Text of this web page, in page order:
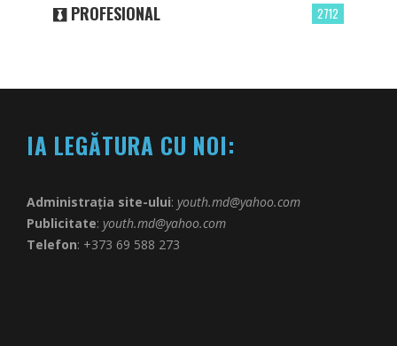
2712
PROFESIONAL
IA LEGĂTURA CU NOI:
Administrația site-ului: youth.md@yahoo.com
Publicitate: youth.md@yahoo.com
Telefon: +373 69 588 273